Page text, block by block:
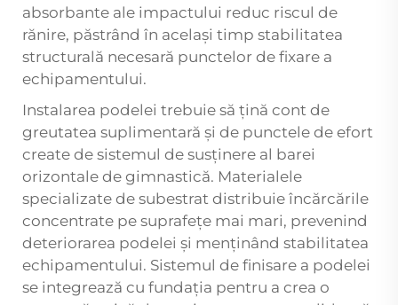
absorbante ale impactului reduc riscul de
rănire, păstrând în același timp stabilitatea
structurală necesară punctelor de fixare a
echipamentului.
Instalarea podelei trebuie să țină cont de
greutatea suplimentară și de punctele de efort
create de sistemul de susținere al barei
orizontale de gimnastică. Materialele
specializate de subestrat distribuie încărcările
concentrate pe suprafețe mai mari, prevenind
deteriorarea podelei și menținând stabilitatea
echipamentului. Sistemul de finisare a podelei
se integrează cu fundația pentru a crea o